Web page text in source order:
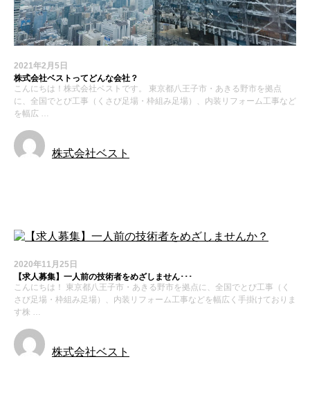
2021年2月5日
株式会社ベストってどんな会社？
こんにちは！株式会社ベストです。 東京都八王子市・あきる野市を拠点
に、全国でとび工事（くさび足場・枠組み足場）、内装リフォーム工事など
を幅広 …
株式会社ベスト
2020年11月25日
【求人募集】一人前の技術者をめざしません･･･
こんにちは！ 東京都八王子市・あきる野市を拠点に、全国でとび工事（く
さび足場・枠組み足場）、内装リフォーム工事などを幅広く手掛けておりま
す株 …
株式会社ベスト